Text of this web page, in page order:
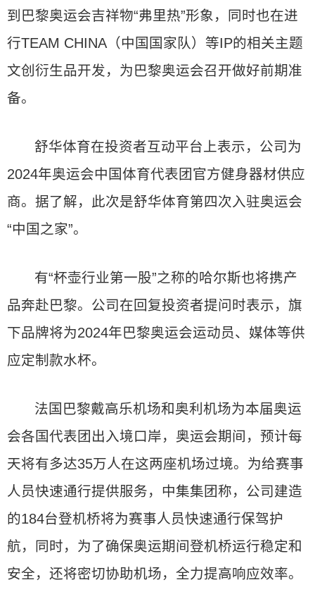
到巴黎奥运会吉祥物“弗里热”形象，同时也在进
行TEAM CHINA（中国国家队）等IP的相关主题
文创衍生品开发，为巴黎奥运会召开做好前期准
备。
舒华体育在投资者互动平台上表示，公司为
2024年奥运会中国体育代表团官方健身器材供应
商。据了解，此次是舒华体育第四次入驻奥运会
“中国之家”。
有“杯壶行业第一股”之称的哈尔斯也将携产
品奔赴巴黎。公司在回复投资者提问时表示，旗
下品牌将为2024年巴黎奥运会运动员、媒体等供
应定制款水杯。
法国巴黎戴高乐机场和奥利机场为本届奥运
会各国代表团出入境口岸，奥运会期间，预计每
天将有多达35万人在这两座机场过境。为给赛事
人员快速通行提供服务，中集集团称，公司建造
的184台登机桥将为赛事人员快速通行保驾护
航，同时，为了确保奥运期间登机桥运行稳定和
安全，还将密切协助机场，全力提高响应效率。